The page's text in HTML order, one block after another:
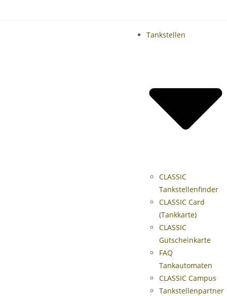
Tankstellen
CLASSIC
Tankstellenfinder
CLASSIC Card
(Tankkarte)
CLASSIC
Gutscheinkarte
FAQ
Tankautomaten
CLASSIC Campus
Tankstellenpartner